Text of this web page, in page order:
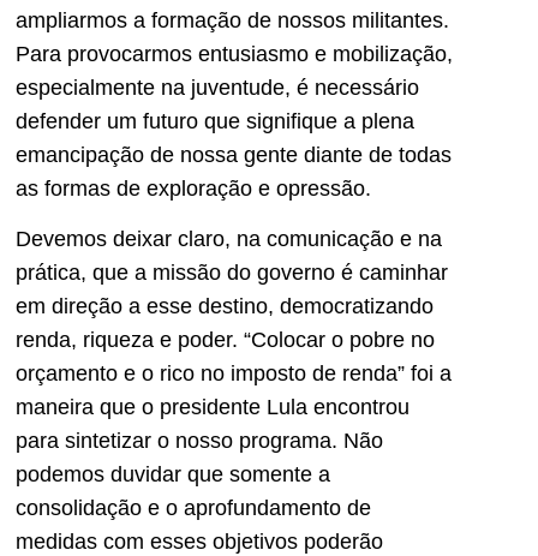
ampliarmos a formação de nossos militantes.
Para provocarmos entusiasmo e mobilização,
especialmente na juventude, é necessário
defender um futuro que signifique a plena
emancipação de nossa gente diante de todas
as formas de exploração e opressão.
Devemos deixar claro, na comunicação e na
prática, que a missão do governo é caminhar
em direção a esse destino, democratizando
renda, riqueza e poder. “Colocar o pobre no
orçamento e o rico no imposto de renda” foi a
maneira que o presidente Lula encontrou
para sintetizar o nosso programa. Não
podemos duvidar que somente a
consolidação e o aprofundamento de
medidas com esses objetivos poderão